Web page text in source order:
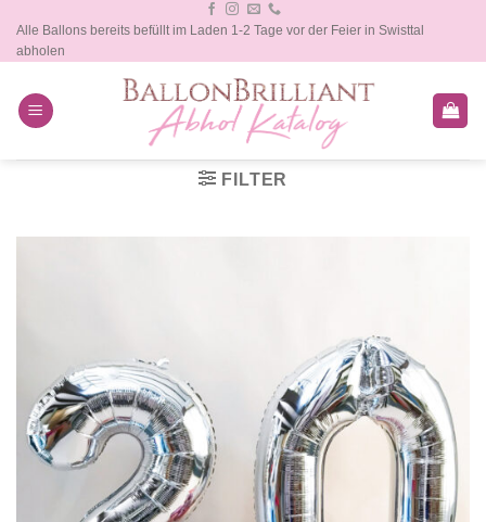
Inhalt
springen
Alle Ballons bereits befüllt im Laden 1-2 Tage vor der Feier in Swisttal
abholen
FILTER